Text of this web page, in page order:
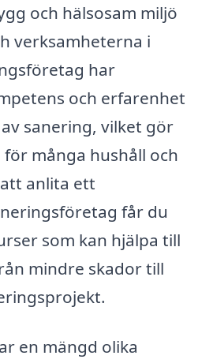
och hälsosam miljö
verksamheterna i
har
och erfarenhet
sanering, vilket gör
många hushåll och
anlita ett
får du
som kan hjälpa till
mindre skador till
en mängd olika